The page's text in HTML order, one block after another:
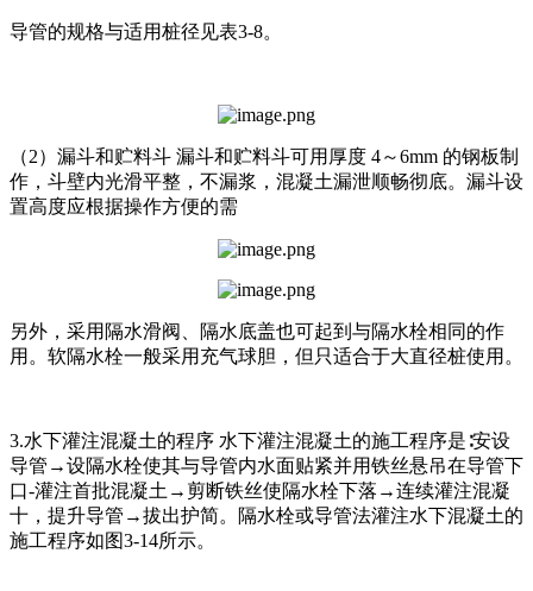
导管的规格与适用桩径见表3-8。
（2）漏斗和贮料斗 漏斗和贮料斗可用厚度 4～6mm 的钢板制
作，斗壁内光滑平整，不漏浆，混凝土漏泄顺畅彻底。漏斗设
置高度应根据操作方便的需
另外，采用隔水滑阀、隔水底盖也可起到与隔水栓相同的作
用。软隔水栓一般采用充气球胆，但只适合于大直径桩使用。
3.水下灌注混凝土的程序 水下灌注混凝土的施工程序是∶安设
导管→设隔水栓使其与导管内水面贴紧并用铁丝悬吊在导管下
口-灌注首批混凝土→剪断铁丝使隔水栓下落→连续灌注混凝
十，提升导管→拔出护简。隔水栓或导管法灌注水下混凝土的
施工程序如图3-14所示。